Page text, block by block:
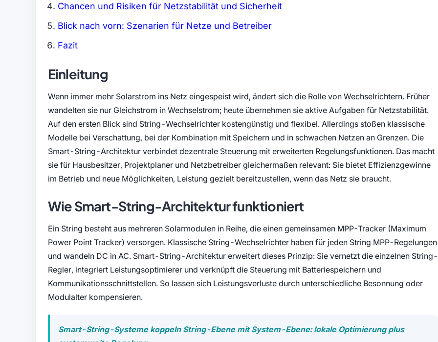
Chancen und Risiken für Netzstabilität und Sicherheit
Blick nach vorn: Szenarien für Netze und Betreiber
Fazit
Einleitung
Wenn immer mehr Solarstrom ins Netz eingespeist wird, ändert sich die Rolle von Wechselrichtern. Früher
wandelten sie nur Gleichstrom in Wechselstrom; heute übernehmen sie aktive Aufgaben für Netzstabilität.
Auf den ersten Blick sind String-Wechselrichter kostengünstig und flexibel. Allerdings stoßen klassische
Modelle bei Verschattung, bei der Kombination mit Speichern und in schwachen Netzen an Grenzen. Die
Smart-String-Architektur verbindet dezentrale Steuerung mit erweiterten Regelungsfunktionen. Das macht
sie für Hausbesitzer, Projektplaner und Netzbetreiber gleichermaßen relevant: Sie bietet Effizienzgewinne
im Betrieb und neue Möglichkeiten, Leistung gezielt bereitzustellen, wenn das Netz sie braucht.
Wie Smart-String-Architektur funktioniert
Ein String besteht aus mehreren Solarmodulen in Reihe, die einen gemeinsamen MPP-Tracker (Maximum
Power Point Tracker) versorgen. Klassische String-Wechselrichter haben für jeden String MPP-Regelungen
und wandeln DC in AC. Smart-String-Architektur erweitert dieses Prinzip: Sie vernetzt die einzelnen String-
Regler, integriert Leistungsoptimierer und verknüpft die Steuerung mit Batteriespeichern und
Kommunikationsschnittstellen. So lassen sich Leistungsverluste durch unterschiedliche Besonnung oder
Modulalter kompensieren.
Smart-String-Systeme koppeln String-Ebene mit System-Ebene: lokale Optimierung plus